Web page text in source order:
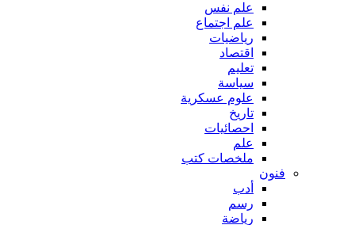
علم نفس
علم اجتماع
رياضيات
اقتصاد
تعليم
سياسة
علوم عسكرية
تاريخ
احصائيات
علم
ملخصات كتب
فنون
أدب
رسم
رياضة